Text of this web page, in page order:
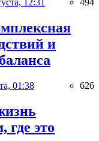
12:31 494
и
01:38 626
где это